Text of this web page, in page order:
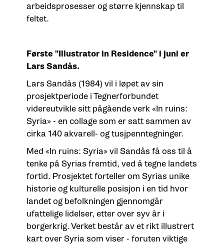
arbeidsprosesser og større kjennskap til
feltet.
Første "Illustrator in Residence" i juni er
Lars Sandås.
Lars Sandås (1984) vil i løpet av sin
prosjektperiode i Tegnerforbundet
videreutvikle sitt pågående verk «In ruins:
Syria» - en collage som er satt sammen av
cirka 140 akvarell- og tusjpenntegninger.
Med «In ruins: Syria» vil Sandås få oss til å
tenke på Syrias fremtid, ved å tegne landets
fortid. Prosjektet forteller om Syrias unike
historie og kulturelle posisjon i en tid hvor
landet og befolkningen gjennomgår
ufattelige lidelser, etter over syv år i
borgerkrig. Verket består av et rikt illustrert
kart over Syria som viser - foruten viktige